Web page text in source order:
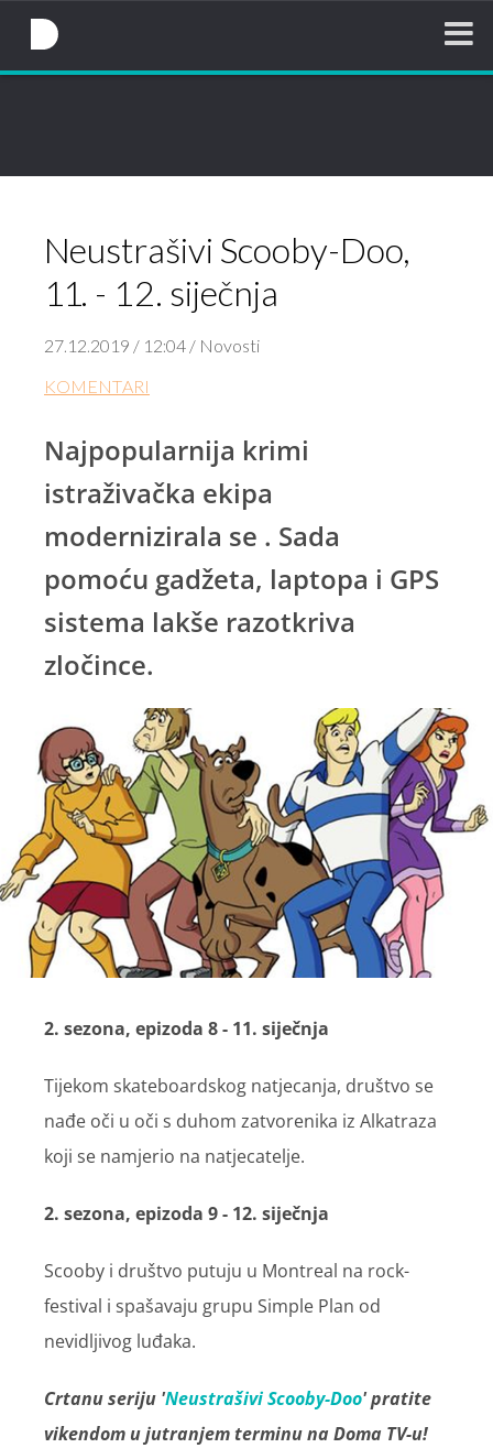
Neustrašivi Scooby-Doo,
11. - 12. siječnja
27.12.2019 / 12:04 / Novosti
KOMENTARI
Najpopularnija krimi
istraživačka ekipa
modernizirala se . Sada
pomoću gadžeta, laptopa i GPS
sistema lakše razotkriva
zločince.
2. sezona, epizoda 8 - 11. siječnja
Tijekom skateboardskog natjecanja, društvo se
nađe oči u oči s duhom zatvorenika iz Alkatraza
koji se namjerio na natjecatelje.
2. sezona, epizoda 9 - 12. siječnja
Scooby i društvo putuju u Montreal na rock-
festival i spašavaju grupu Simple Plan od
nevidljivog luđaka.
Crtanu seriju 'Neustrašivi Scooby-Doo' pratite
vikendom u jutranjem terminu na Doma TV-u!